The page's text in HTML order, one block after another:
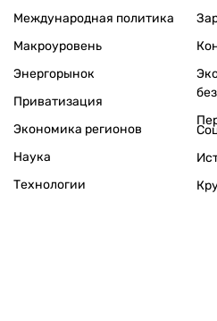
Международная политика
Макроуровень
Энергорынок
Приватизация
Экономика регионов
Наука
Технологии